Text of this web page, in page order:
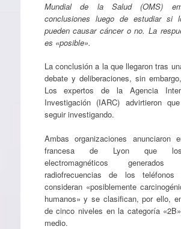
Mundial de la Salud (OMS)
conclusiones luego de estudiar si
pueden causar cáncer o no. La
es «posible».
La conclusión a la que llegaron tras
debate y deliberaciones, sin
Los expertos de la Agencia
Investigación (IARC) advirtieron
seguir investigando.
Ambas organizaciones anunciaron
francesa de Lyon que
electromagnéticos
radiofrecuencias de los
consideran «posiblemente
humanos» y se clasifican, por ello,
de cinco niveles en la categoría
medio.